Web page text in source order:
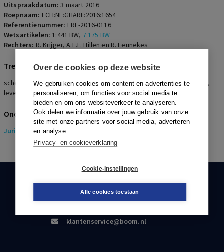
Over de cookies op deze website
We gebruiken cookies om content en advertenties te
personaliseren, om functies voor social media te
bieden en om ons websiteverkeer te analyseren.
Ook delen we informatie over jouw gebruik van onze
site met onze partners voor social media, adverteren
en analyse.
Privacy- en cookieverklaring
Cookie-instellingen
Alle cookies toestaan
Uitspraakdatum:3 maart 2016
Roepnaam: ECLI:NL:GHARL:2016:1654
Referentienummer: ERF-2016-0116
Wetsartikelen:1:441 BW, 7:175 BW
Rechters: R. Krijger, A.E.F. Hillen en R. Feunekes
Trefwoorden
schenking, meerderjarigenbewind, machtiging, schenkingstraditie,
levensgeluk, Aanbevelingen meerderjarigenbewind, LOVCK
Onderwerpen
Juridisch> Erfrecht
KLANTENSERVICE
088-0301000
klantenservice@boom.nl